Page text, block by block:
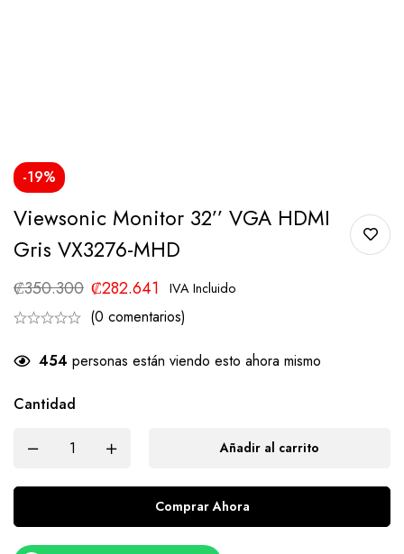
-19%
Viewsonic Monitor 32’’ VGA HDMI
Gris VX3276-MHD
₡350.300 ₡282.641 IVA Incluido
(0 comentarios)
454 personas están viendo esto ahora mismo
Cantidad
Añadir al carrito
Comprar Ahora